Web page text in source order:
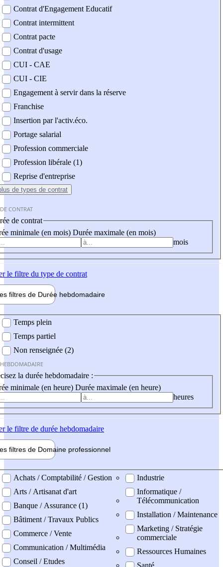
Contrat d'Engagement Educatif
Contrat intermittent
Contrat pacte
Contrat d'usage
CUI - CAE
CUI - CIE
Engagement à servir dans la réserve
Franchise
Insertion par l'activ.éco.
Portage salarial
Profession commerciale
Profession libérale (1)
Reprise d'entreprise
de types de contrat
CONTRAT
de contrat
minimale (en mois) Durée maximale (en mois)
mois
le filtre du type de contrat
filtres de Durée hebdomadaire
Temps plein
Temps partiel
Non renseignée (2)
la durée hebdomadaire :
minimale (en heure) Durée maximale (en heure)
heures
le filtre de durée hebdomadaire
filtres de Domaine professionnel
professionel
Achats / Comptabilité / Gestion
Arts / Artisanat d'art
Banque / Assurance (1)
Bâtiment / Travaux Publics
Commerce / Vente
Communication / Multimédia
Conseil / Etudes
Industrie
Informatique /
Télécommunication
Installation / Maintenance
Marketing / Stratégie
commerciale
Ressources Humaines
Santé